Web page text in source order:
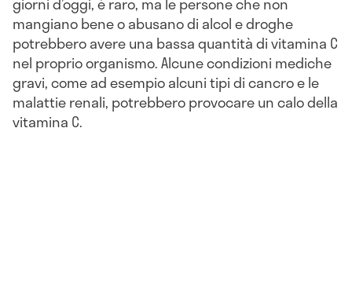
mangiano bene o abusano di alcol e droghe
potrebbero avere una bassa quantità di vitamina C
nel proprio organismo. Alcune condizioni mediche
gravi, come ad esempio alcuni tipi di cancro e le
malattie renali, potrebbero provocare un calo della
vitamina C.